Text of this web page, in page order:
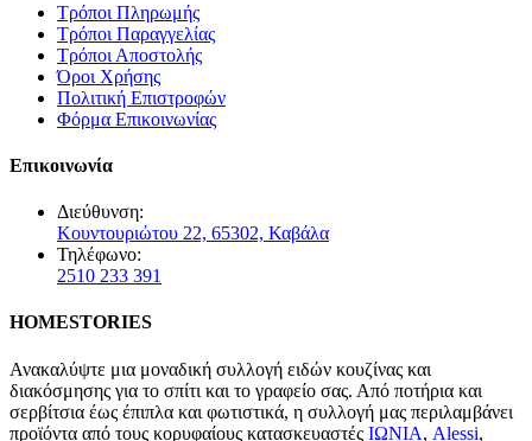
Τρόποι Πληρωμής
Τρόποι Παραγγελίας
Τρόποι Αποστολής
Όροι Χρήσης
Πολιτική Επιστροφών
Φόρμα Επικοινωνίας
Επικοινωνία
Διεύθυνση:
Κουντουριώτου 22, 65302, Καβάλα
Τηλέφωνο:
2510 233 391
HOMESTORIES
Ανακαλύψτε μια μοναδική συλλογή ειδών κουζίνας και
διακόσμησης για το σπίτι και το γραφείο σας. Από ποτήρια και
σερβίτσια έως έπιπλα και φωτιστικά, η συλλογή μας περιλαμβάνει
προϊόντα από τους κορυφαίους κατασκευαστές ΙΩΝΙΑ, Alessi,